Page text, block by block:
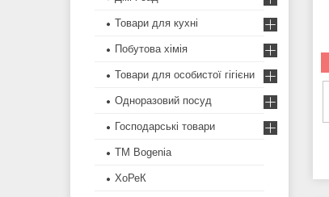
Товари для кухні
Побутова хімія
Товари для особистої гігієни
Одноразовий посуд
Господарські товари
ТМ Bogenia
ХоРеК